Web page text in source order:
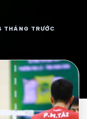
THÁNG TRƯỚC